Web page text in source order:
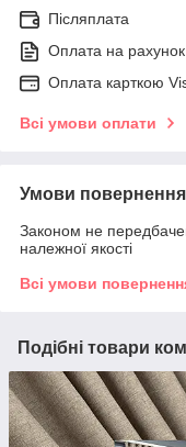
Післяплата
Оплата на рахунок
Оплата карткою
Всі умови оплати
Умови повернення
Законом не
належної якості
Всі умови
Подібні товари